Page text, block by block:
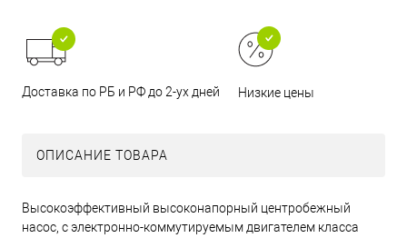
Доставка по РБ и РФ до 2-ух дней Низкие цены
ОПИСАНИЕ ТОВАРА
Высокоэффективный высоконапорный центробежный
насос, с электронно-коммутируемым двигателем класса